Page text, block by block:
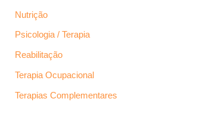
Nutrição
Psicologia / Terapia
Reabilitação
Terapia Ocupacional
Terapias Complementares